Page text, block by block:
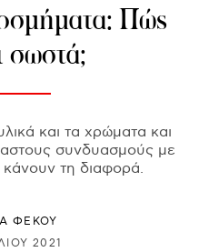
Πώς
σωστά;
και τα χρώματα και
συνδυασμούς με
τη διαφορά.
ΦΕΚΟΥ
2021